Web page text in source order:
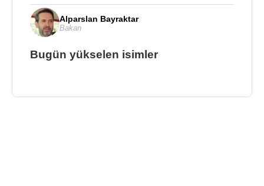
Alparslan Bayraktar
Bakan
Bugün yükselen isimler